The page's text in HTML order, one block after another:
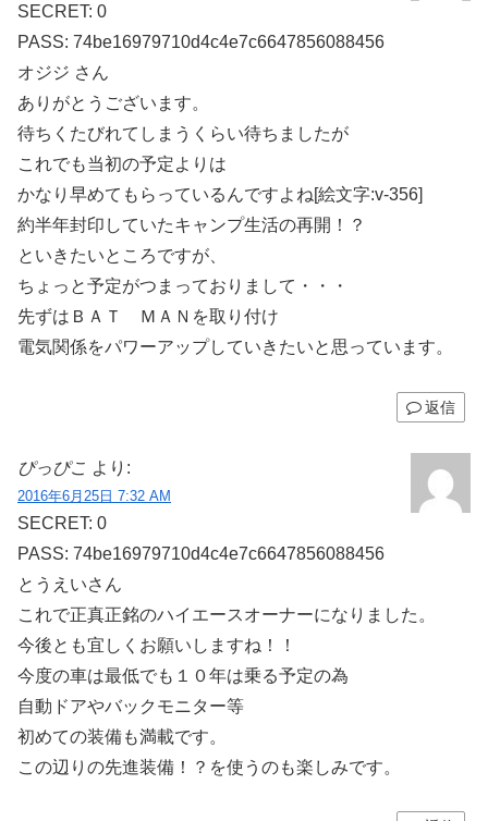
SECRET: 0
PASS: 74be16979710d4c4e7c6647856088456
オジジ さん
ありがとうございます。
待ちくたびれてしまうくらい待ちましたが
これでも当初の予定よりは
かなり早めてもらっているんですよね[絵文字:v-356]
約半年封印していたキャンプ生活の再開！？
といきたいところですが、
ちょっと予定がつまっておりまして・・・
先ずはＢＡＴ ＭＡＮを取り付け
電気関係をパワーアップしていきたいと思っています。
返信
ぴっぴこ より:
2016年6月25日 7:32 AM
SECRET: 0
PASS: 74be16979710d4c4e7c6647856088456
とうえいさん
これで正真正銘のハイエースオーナーになりました。
今後とも宜しくお願いしますね！！
今度の車は最低でも１０年は乗る予定の為
自動ドアやバックモニター等
初めての装備も満載です。
この辺りの先進装備！？を使うのも楽しみです。